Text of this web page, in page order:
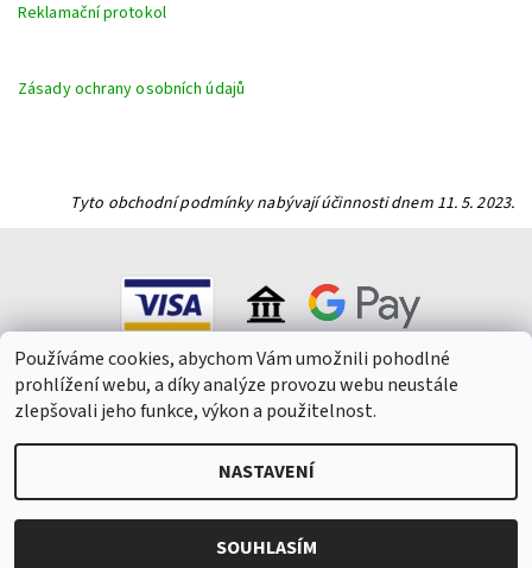
Reklamační protokol
Zásady ochrany osobních údajů
Tyto obchodní podmínky nabývají účinnosti dnem 11. 5. 2023.
cookies
Vytvořil Shoptet
Používáme cookies, abychom Vám umožnili pohodlné
prohlížení webu, a díky analýze provozu webu neustále
zlepšovali jeho funkce, výkon a použitelnost.
NASTAVENÍ
SOUHLASÍM